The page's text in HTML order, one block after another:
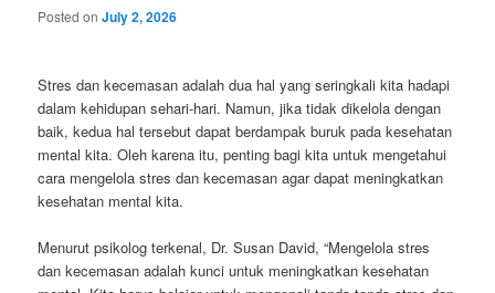
Posted onJuly 2, 2026
Stres dan kecemasan adalah dua hal yang seringkali kita hadapi
dalam kehidupan sehari-hari. Namun, jika tidak dikelola dengan
baik, kedua hal tersebut dapat berdampak buruk pada kesehatan
mental kita. Oleh karena itu, penting bagi kita untuk mengetahui
cara mengelola stres dan kecemasan agar dapat meningkatkan
kesehatan mental kita.
Menurut psikolog terkenal, Dr. Susan David, “Mengelola stres
dan kecemasan adalah kunci untuk meningkatkan kesehatan